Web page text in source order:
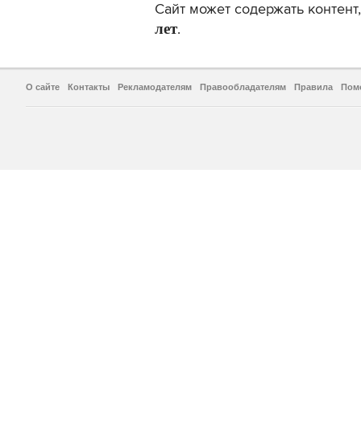
Сайт может содержать
лет.
О сайте Контакты Рекламодателям Правообладателям Правила